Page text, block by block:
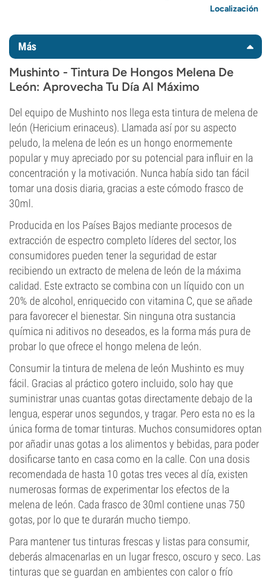
Localización
Más
Mushinto - Tintura De Hongos Melena De
León: Aprovecha Tu Día Al Máximo
Del equipo de Mushinto nos llega esta tintura de melena de
león (Hericium erinaceus). Llamada así por su aspecto
peludo, la melena de león es un hongo enormemente
popular y muy apreciado por su potencial para influir en la
concentración y la motivación. Nunca había sido tan fácil
tomar una dosis diaria, gracias a este cómodo frasco de
30ml.
Producida en los Países Bajos mediante procesos de
extracción de espectro completo líderes del sector, los
consumidores pueden tener la seguridad de estar
recibiendo un extracto de melena de león de la máxima
calidad. Este extracto se combina con un líquido con un
20% de alcohol, enriquecido con vitamina C, que se añade
para favorecer el bienestar. Sin ninguna otra sustancia
química ni aditivos no deseados, es la forma más pura de
probar lo que ofrece el hongo melena de león.
Consumir la tintura de melena de león Mushinto es muy
fácil. Gracias al práctico gotero incluido, solo hay que
suministrar unas cuantas gotas directamente debajo de la
lengua, esperar unos segundos, y tragar. Pero esta no es la
única forma de tomar tinturas. Muchos consumidores optan
por añadir unas gotas a los alimentos y bebidas, para poder
dosificarse tanto en casa como en la calle. Con una dosis
recomendada de hasta 10 gotas tres veces al día, existen
numerosas formas de experimentar los efectos de la
melena de león. Cada frasco de 30ml contiene unas 750
gotas, por lo que te durarán mucho tiempo.
Para mantener tus tinturas frescas y listas para consumir,
deberás almacenarlas en un lugar fresco, oscuro y seco. Las
tinturas que se guardan en ambientes con calor o frío